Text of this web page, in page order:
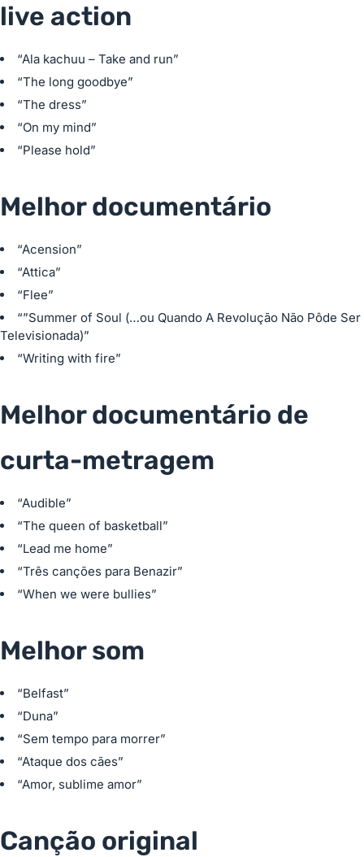
live action
“Ala kachuu – Take and run”
“The long goodbye”
“The dress”
“On my mind”
“Please hold”
Melhor documentário
“Acension”
“Attica”
“Flee”
“”Summer of Soul (…ou Quando A Revolução Não Pôde Ser
Televisionada)”
“Writing with fire”
Melhor documentário de
curta-metragem
“Audible”
“The queen of basketball”
“Lead me home”
“Três canções para Benazir”
“When we were bullies”
Melhor som
“Belfast”
“Duna”
“Sem tempo para morrer”
“Ataque dos cães”
“Amor, sublime amor”
Canção original